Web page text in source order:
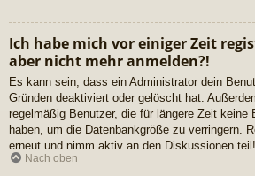
Ich habe mich vor einiger Zeit
aber nicht mehr anmelden?!
Es kann sein, dass ein Administrator dein
Gründen deaktiviert oder gelöscht hat.
regelmäßig Benutzer, die für längere Zeit keine
haben, um die Datenbankgröße zu verringern.
erneut und nimm aktiv an den Diskussionen teil!
Nach oben